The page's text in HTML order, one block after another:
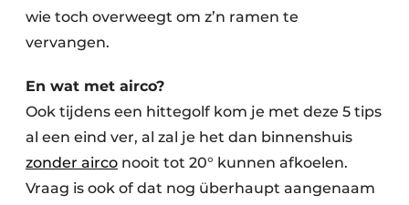
wie toch overweegt om z’n ramen te
vervangen.
En wat met airco?
Ook tijdens een hittegolf kom je met deze 5 tips
al een eind ver, al zal je het dan binnenshuis
zonder airco nooit tot 20° kunnen afkoelen.
Vraag is ook of dat nog überhaupt aangenaam